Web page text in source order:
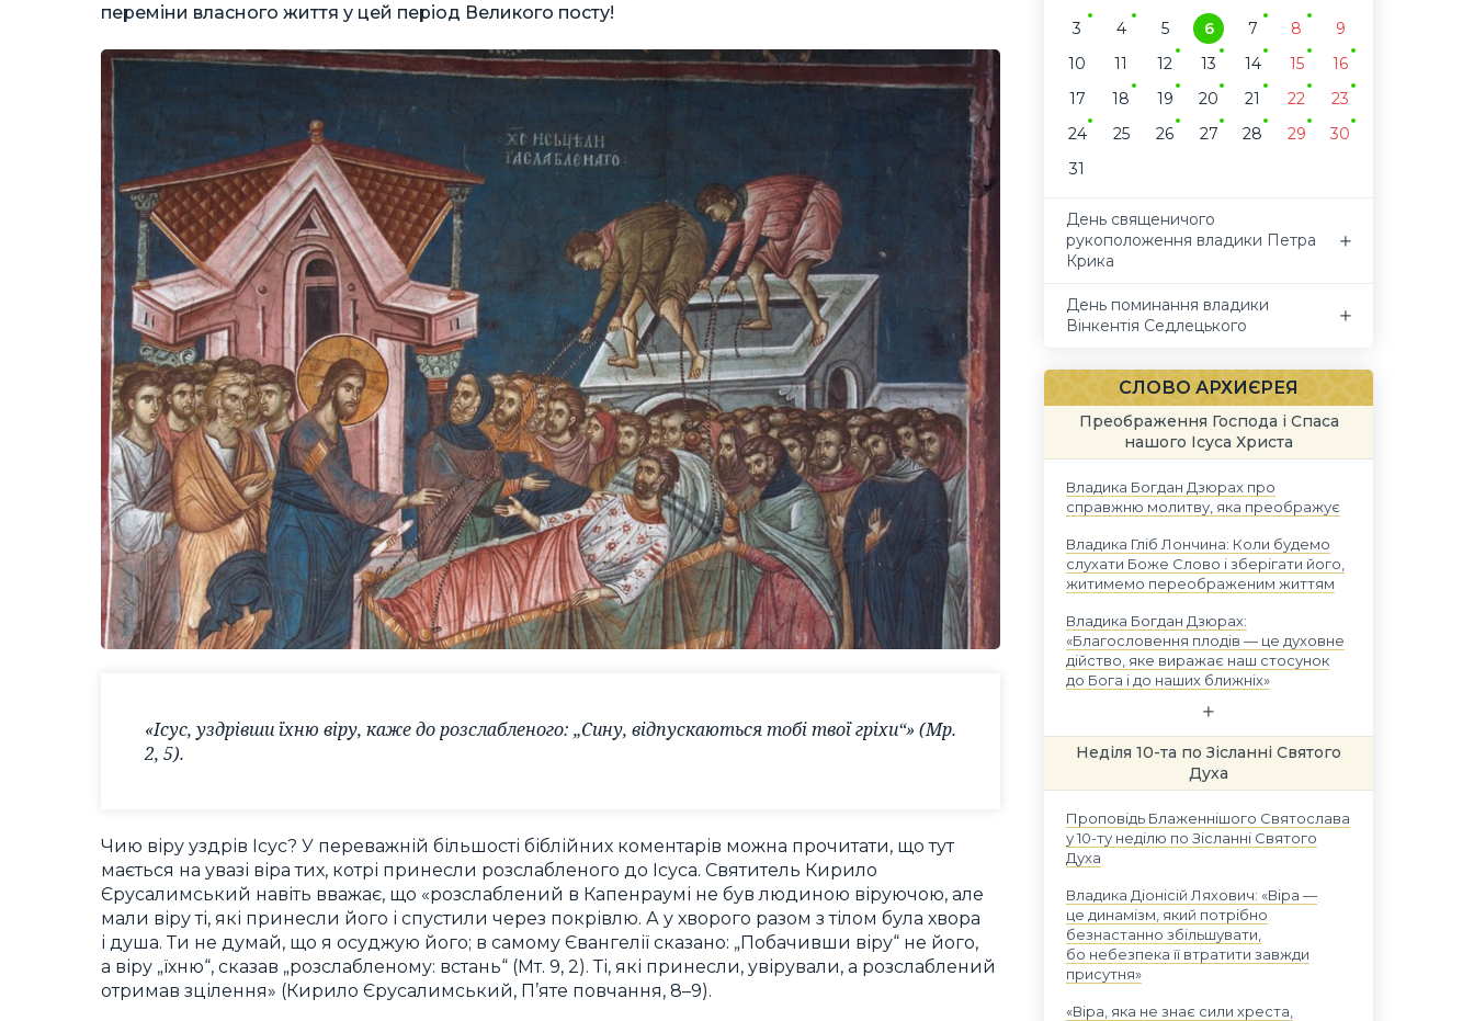
переміни власного життя у цей період Великого посту!
«Ісус, уздрівши їхню віру, каже до розслабленого: „Сину, відпускаються тобі твої гріхи“» (Мр.
2, 5).
Чию віру уздрів Ісус? У переважній більшості біблійних коментарів можна прочитати, що тут
мається на увазі віра тих, котрі принесли розслабленого до Ісуса. Святитель Кирило
Єрусалимський навіть вважає, що «розслаблений в Капенраумі не був людиною віруючою, але
мали віру ті, які принесли його і спустили через покрівлю. А у хворого разом з тілом була хвора
і душа. Ти не думай, що я осуджую його; в самому Євангелії сказано: „Побачивши віру“ не його,
а віру „їхню“, сказав „розслабленому: встань“ (Мт. 9, 2). Ті, які принесли, увірували, а розслаблений
отримав зцілення» (Кирило Єрусалимський, П’яте повчання, 8–9).
3
4 5 6 7 8
9
10
11 12 13 14 15
16
17
18 19 20 21 22
23
24
25 26 27 28 29
30
31
День священичого
рукоположення владики Петра
Крика
День поминання владики
Вінкентія Седлецького
СЛОВО АРХИЄРЕЯ
Преображення Господа і Спаса
нашого Ісуса Христа
Владика Богдан Дзюрах про
справжню молитву, яка преображує
Владика Гліб Лончина: Коли будемо
слухати Боже Слово і зберігати його,
житимемо переображеним життям
Владика Богдан Дзюрах:
«Благословення плодів — це духовне
дійство, яке виражає наш стосунок
до Бога і до наших ближніх»
Неділя 10-та по Зісланні Святого
Духа
Проповідь Блаженнішого Святослава
у 10-ту неділю по Зісланні Святого
Духа
Владика Діонісій Ляхович: «Віра —
це динамізм, який потрібно
безнастанно збільшувати,
бо небезпека її втратити завжди
присутня»
«Віра, яка не знає сили хреста,